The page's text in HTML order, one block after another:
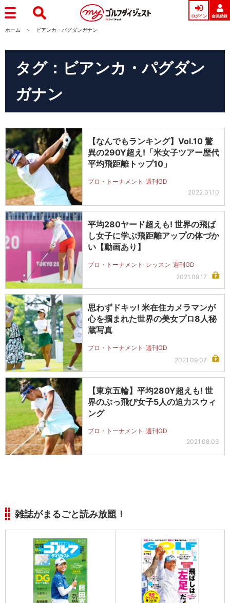
ログイン 会員登録
ホーム ビアンカ・パグダンガナン
タグ：ビアンカ・パグダン
ガナン
【なんでもランキング】Vol.10 驚
異の290Y超え!「米女子ツアー歴代
平均飛距離トップ10」
プロ・トーナメント 週刊GD
2022.01.10
平均280ヤード超えも! 世界の飛ば
し女子に学ぶ飛距離アップの体づか
い【動画あり】
プロ・トーナメント レッスン 週刊GD
2021.09.17
思わずドキッ! 米在住カメラマンが
心を掴まれた世界の美女プロ8人秘
蔵写真
プロ・トーナメント 週刊GD
2021.09.07
【東京五輪】平均280Y超えも! 世
界のぶっ飛び女子5人の迫力スウィ
ング
プロ・トーナメント 週刊GD
2021.08.03
雑誌がまるごと読み放題！